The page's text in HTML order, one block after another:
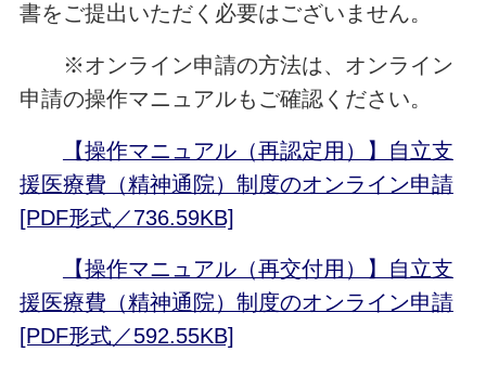
書をご提出いただく必要はございません。
※オンライン申請の方法は、オンライン
申請の操作マニュアルもご確認ください。
【操作マニュアル（再認定用）】自立支
援医療費（精神通院）制度のオンライン申請
[PDF形式／736.59KB]
【操作マニュアル（再交付用）】自立支
援医療費（精神通院）制度のオンライン申請
[PDF形式／592.55KB]